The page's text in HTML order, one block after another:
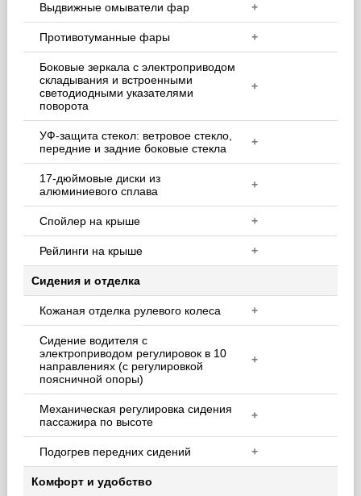
Выдвижные омыватели фар +
Противотуманные фары +
Боковые зеркала с электроприводом
складывания и встроенными
светодиодными указателями
поворота
+
УФ-защита стекол: ветровое стекло,
передние и задние боковые стекла
+
17-дюймовые диски из
алюминиевого сплава
+
Спойлер на крыше +
Рейлинги на крыше +
Сидения и отделка
Кожаная отделка рулевого колеса +
Сидение водителя с
электроприводом регулировок в 10
направлениях (с регулировкой
поясничной опоры)
+
Механическая регулировка сидения
пассажира по высоте
+
Подогрев передних сидений +
Комфорт и удобство